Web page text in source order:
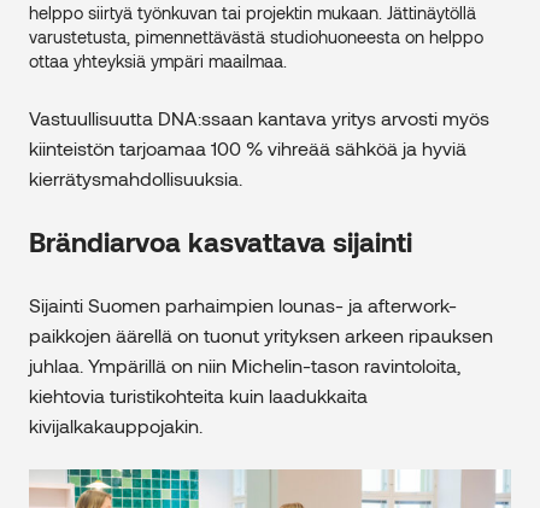
helppo siirtyä työnkuvan tai projektin mukaan. Jättinäytöllä
varustetusta, pimennettävästä studiohuoneesta on helppo
ottaa yhteyksiä ympäri maailmaa.
Vastuullisuutta DNA:ssaan kantava yritys arvosti myös
kiinteistön tarjoamaa 100 % vihreää sähköä ja hyviä
kierrätysmahdollisuuksia.
Brändiarvoa kasvattava sijainti
Sijainti Suomen parhaimpien lounas- ja afterwork-
paikkojen äärellä on tuonut yrityksen arkeen ripauksen
juhlaa. Ympärillä on niin Michelin-tason ravintoloita,
kiehtovia turistikohteita kuin laadukkaita
kivijalkakauppojakin.